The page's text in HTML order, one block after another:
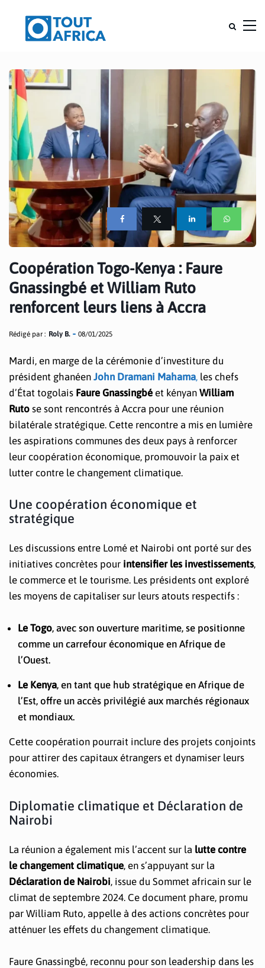
Coopération Togo-Kenya : Faure
Gnassingbé et William Ruto
renforcent leurs liens à Accra
Rédigé par : Roly B. 08/01/2025
Mardi, en marge de la cérémonie d’investiture du
président ghanéen John Dramani Mahama, les chefs
d’État togolais Faure Gnassingbé et kényan William
Ruto se sont rencontrés à Accra pour une réunion
bilatérale stratégique. Cette rencontre a mis en lumière
les aspirations communes des deux pays à renforcer
leur coopération économique, promouvoir la paix et
lutter contre le changement climatique.
Une coopération économique et
stratégique
Les discussions entre Lomé et Nairobi ont porté sur des
initiatives concrètes pour intensifier les investissements,
le commerce et le tourisme. Les présidents ont exploré
les moyens de capitaliser sur leurs atouts respectifs :
Le Togo, avec son ouverture maritime, se positionne
comme un carrefour économique en Afrique de
l’Ouest.
Le Kenya, en tant que hub stratégique en Afrique de
l’Est, offre un accès privilégié aux marchés régionaux
et mondiaux.
Cette coopération pourrait inclure des projets conjoints
pour attirer des capitaux étrangers et dynamiser leurs
économies.
Diplomatie climatique et Déclaration de
Nairobi
La réunion a également mis l’accent sur la lutte contre
le changement climatique, en s’appuyant sur la
Déclaration de Nairobi, issue du Sommet africain sur le
climat de septembre 2024. Ce document phare, promu
par William Ruto, appelle à des actions concrètes pour
atténuer les effets du changement climatique.
Faure Gnassingbé, reconnu pour son leadership dans les